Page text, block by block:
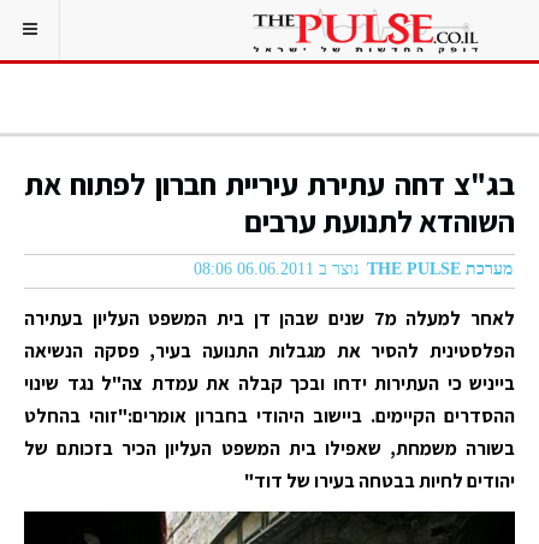
בג"צ דחה עתירת עיריית חברון לפתוח את
השוהדא לתנועת ערבים
מערכת THE PULSE נוצר ב 06.06.2011 08:06
לאחר למעלה מ7 שנים שבהן דן בית המשפט העליון בעתירה
הפלסטינית להסיר את מגבלות התנועה בעיר, פסקה הנשיאה
בייניש כי העתירות ידחו ובכך קבלה את עמדת צה"ל נגד שינוי
ההסדרים הקיימים. ביישוב היהודי בחברון אומרים:"זוהי בהחלט
בשורה משמחת, שאפילו בית המשפט העליון הכיר בזכותם של
יהודים לחיות בבטחה בעירו של דוד"